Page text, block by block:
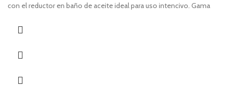
con el reductor en baño de aceite ideal para uso intencivo. Gama